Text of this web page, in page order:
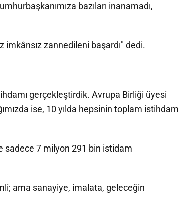
bazıları inanamadı,
zannedileni başardı" dedi.
gerçekleştirdik. Avrupa Birliği üyesi
ise, 10 yılda hepsinin toplam istihdam
sadece 7 milyon 291 bin istidam
ama sanayiye, imalata, geleceğin